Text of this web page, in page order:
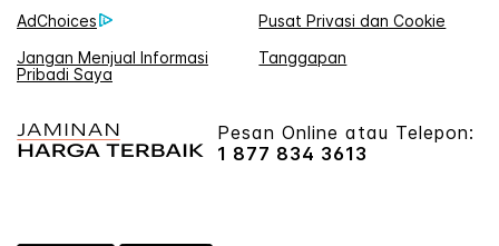
AdChoices
Pusat Privasi dan Cookie
Jangan Menjual Informasi
Pribadi Saya
Tanggapan
Pesan Online atau Telepon:
1 877 834 3613